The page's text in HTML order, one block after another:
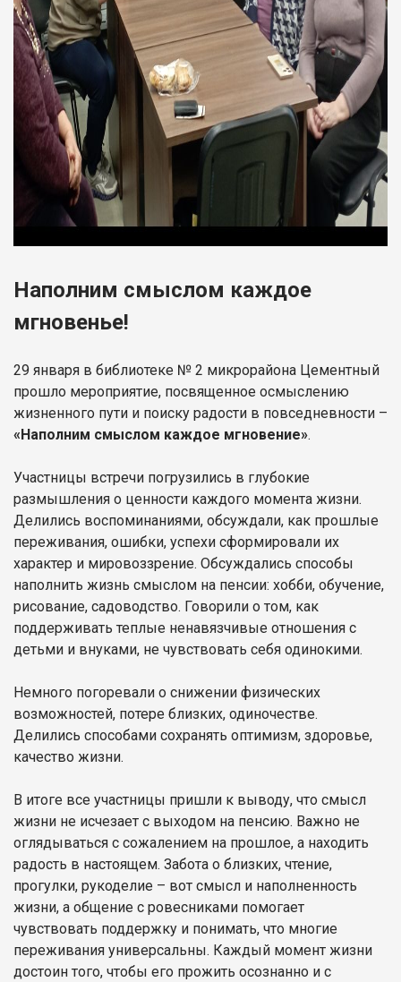
Наполним смыслом каждое
мгновенье!
29 января в библиотеке № 2 микрорайона Цементный
прошло мероприятие, посвященное осмыслению
жизненного пути и поиску радости в повседневности –
«Наполним смыслом каждое мгновение».
Участницы встречи погрузились в глубокие
размышления о ценности каждого момента жизни.
Делились воспоминаниями, обсуждали, как прошлые
переживания, ошибки, успехи сформировали их
характер и мировоззрение. Обсуждались способы
наполнить жизнь смыслом на пенсии: хобби, обучение,
рисование, садоводство. Говорили о том, как
поддерживать теплые ненавязчивые отношения с
детьми и внуками, не чувствовать себя одинокими.
Немного погоревали о снижении физических
возможностей, потере близких, одиночестве.
Делились способами сохранять оптимизм, здоровье,
качество жизни.
В итоге все участницы пришли к выводу, что смысл
жизни не исчезает с выходом на пенсию. Важно не
оглядываться с сожалением на прошлое, а находить
радость в настоящем. Забота о близких, чтение,
прогулки, рукоделие – вот смысл и наполненность
жизни, а общение с ровесниками помогает
чувствовать поддержку и понимать, что многие
переживания универсальны. Каждый момент жизни
достоин того, чтобы его прожить осознанно и с